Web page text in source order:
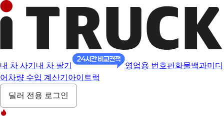
내 차 사기 내 차 팔기 영업용 번호판화물백과미디
어 차량 수입 계산기 아이트럭
딜러 전용 로그인